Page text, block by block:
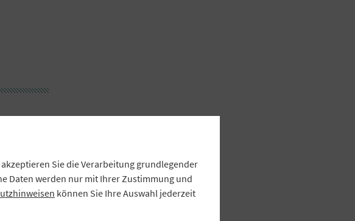
Sie die Verarbeitung grundlegender
Daten werden nur mit Ihrer Zustimmung und
können Sie Ihre Auswahl jederzeit